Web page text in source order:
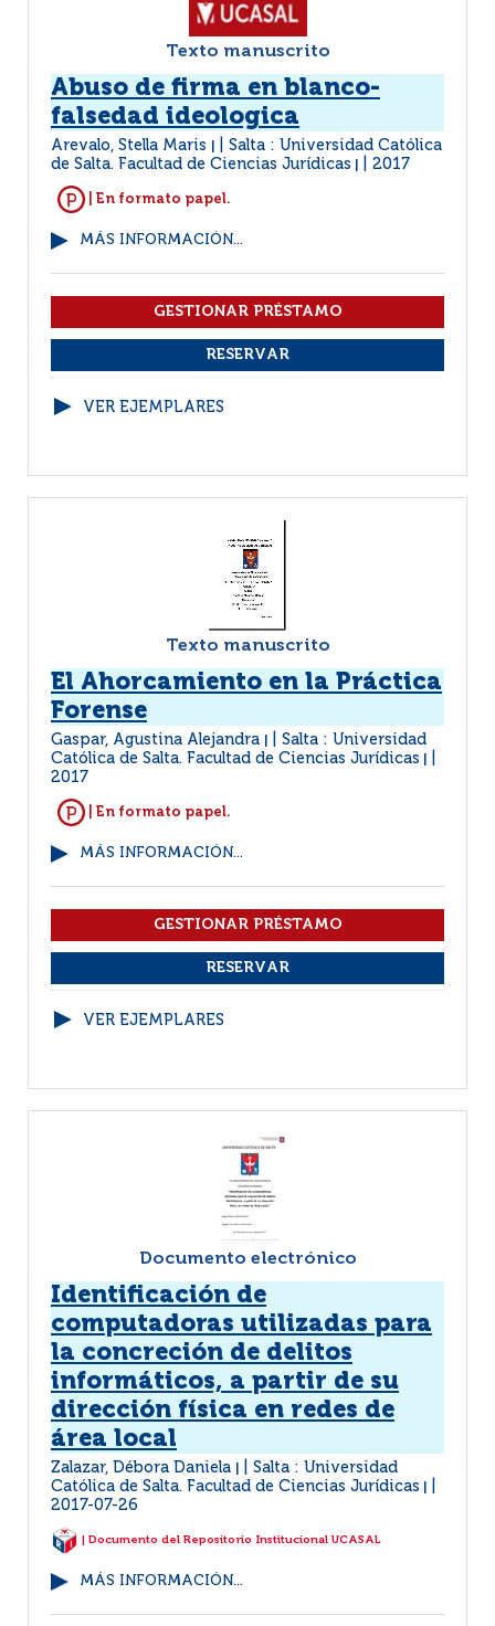
Texto manuscrito
Abuso de firma en blanco-
falsedad ideologica
Arevalo, Stella Maris
Salta : Universidad Católica
de Salta. Facultad de Ciencias Jurídicas
2017
| En formato papel.
MÁS INFORMACIÓN...
VER EJEMPLARES
Texto manuscrito
El Ahorcamiento en la Práctica
Forense
Gaspar, Agustina Alejandra
Salta : Universidad
Católica de Salta. Facultad de Ciencias Jurídicas
2017
| En formato papel.
MÁS INFORMACIÓN...
VER EJEMPLARES
Documento electrónico
Identificación de
computadoras utilizadas para
la concreción de delitos
informáticos, a partir de su
dirección física en redes de
área local
Zalazar, Débora Daniela
Salta : Universidad
Católica de Salta. Facultad de Ciencias Jurídicas
2017-07-26
| Documento del Repositorio Institucional UCASAL
MÁS INFORMACIÓN...